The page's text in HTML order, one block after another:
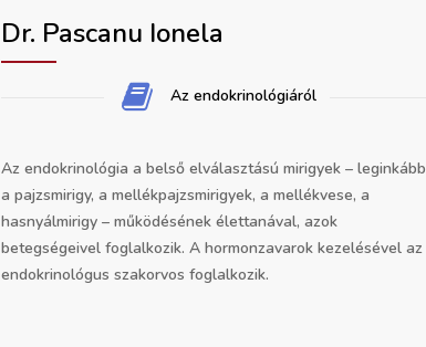
Dr. Pascanu Ionela
Az endokrinológiáról
Az endokrinológia a belső elválasztású mirigyek – leginkább
a pajzsmirigy, a mellékpajzsmirigyek, a mellékvese, a
hasnyálmirigy – működésének élettanával, azok
betegségeivel foglalkozik. A hormonzavarok kezelésével az
endokrinológus szakorvos foglalkozik.